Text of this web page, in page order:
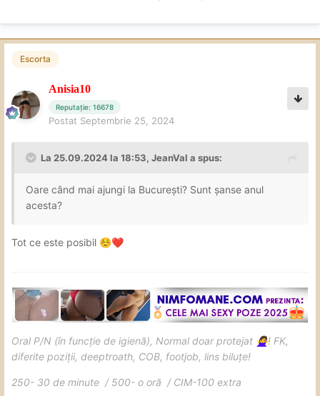
Escorta
Anisia10
Reputație: 16678
Postat Septembrie 25, 2024
La 25.09.2024 la 18:53, JeanVal a spus:
Oare când mai ajungi la București? Sunt șanse anul
acesta?
Tot ce este posibil ☺️❤️
Oral P/N (în funcție de igienă), Normal doar protejat 🙅‍♀️! FK,
diferite poziții, deeptroath, COB, footjob, lins biluțe!
250- 30 de minute / 500- o oră / CIM-100 extra